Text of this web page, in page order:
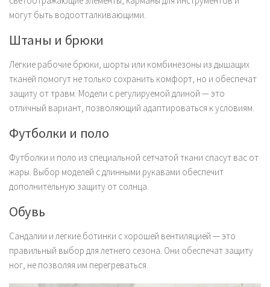
могут быть водоотталкивающими.
Штаны и брюки
Легкие рабочие брюки, шорты или комбинезоны из дышащих
тканей помогут не только сохранить комфорт, но и обеспечат
защиту от травм. Модели с регулируемой длиной — это
отличный вариант, позволяющий адаптироваться к условиям.
Футболки и поло
Футболки и поло из специальной сетчатой ткани спасут вас от
жары. Выбор моделей с длинными рукавами обеспечит
дополнительную защиту от солнца.
Обувь
Сандалии и легкие ботинки с хорошей вентиляцией — это
правильный выбор для летнего сезона. Они обеспечат защиту
ног, не позволяя им перегреваться.